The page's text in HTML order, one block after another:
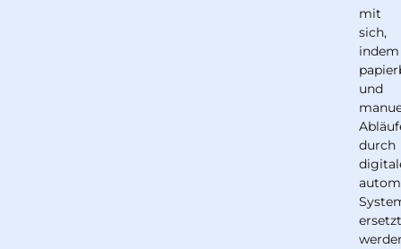
mit
sich,
indem
und
durch